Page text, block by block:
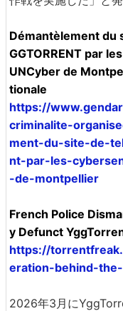
Démantèlement du
GGTORRENT par
UNCyber de
tionale
https://
criminalite-
ment-du-site-de-
nt-par-les-
-de-montpellier
French Police
y Defunct
https://
eration-behind-
2026年3月に